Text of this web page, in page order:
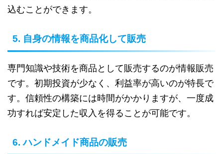
込むことができます。
5. 自身の情報を商品化して販売
専門知識や技術を商品として販売するのが情報販売
です。初期投資が少なく、利益率が高いのが特長で
す。信頼性の構築には時間がかかりますが、一度成
功すれば安定した収入を得ることが可能です。
6. ハンドメイド商品の販売